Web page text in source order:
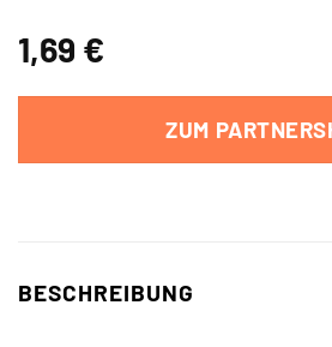
1,69 €
ZUM
BESCHREIBUNG